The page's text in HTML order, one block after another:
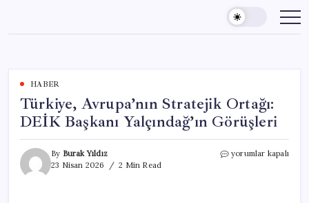
content
HABER
Türkiye, Avrupa’nın Stratejik Ortağı:
DEİK Başkanı Yalçındağ’ın Görüşleri
By Burak Yıldız
23 Nisan 2026
2 Min Read
Türkiye,
yorumlar kapalı